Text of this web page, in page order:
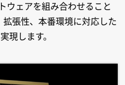
ウェアを組み合わせること
張性、本番環境に対応した
現します。